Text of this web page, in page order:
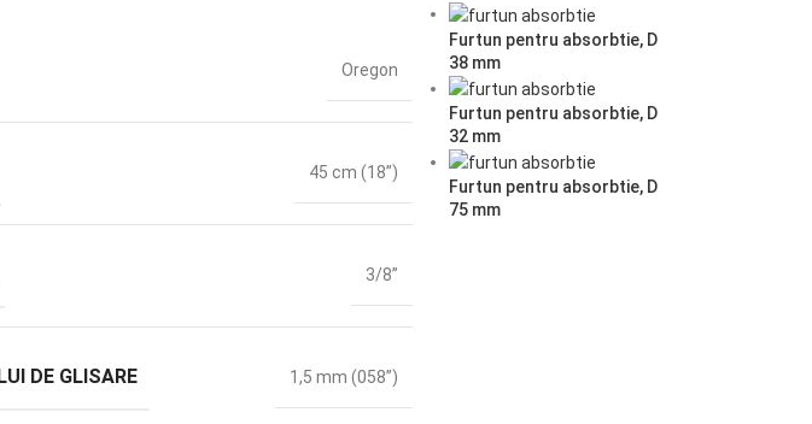
Oregon
45 cm (18”)
3/8”
DE GLISARE 1,5 mm (058”)
Furtun pentru absorbtie, D
38 mm
Furtun pentru absorbtie, D
32 mm
Furtun pentru absorbtie, D
75 mm